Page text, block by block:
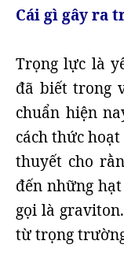
Cái gì gây ra
Trọng lực là
đã biết trong
chuẩn hiện
cách thức
thuyết cho
đến những
gọi là
từ trọng